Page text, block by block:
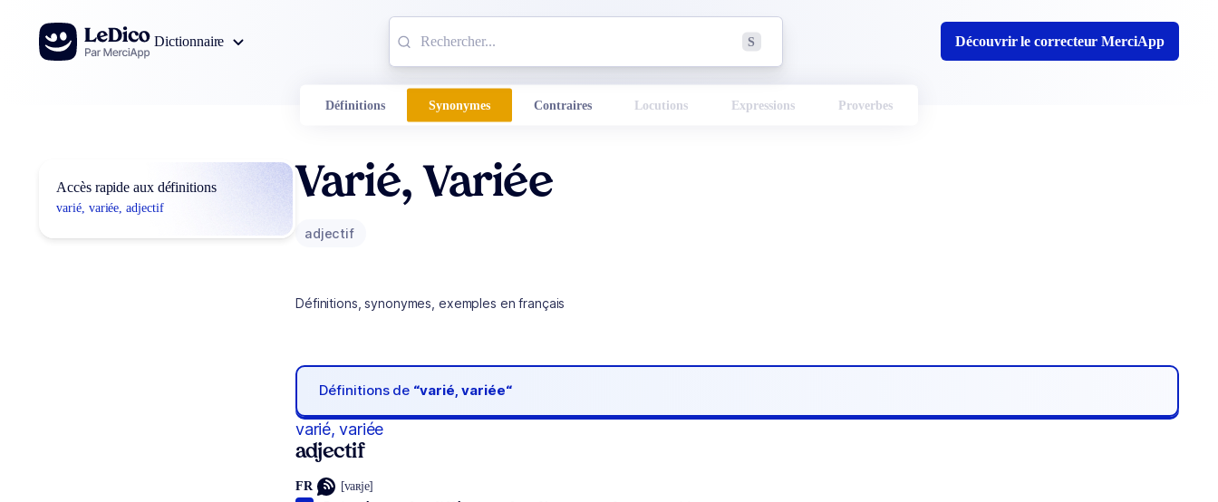
Aller au contenu
Dictionnaire
S Découvrir le correcteur MerciApp
Définitions Synonymes Contraires Locutions Expressions Proverbes
Accès rapide aux définitions
varié, variée, adjectif
Varié, Variée
adjectif
Définitions, synonymes, exemples en français
Définitions de “varié, variée“
varié, variée
adjectif
FR [vaʀje]